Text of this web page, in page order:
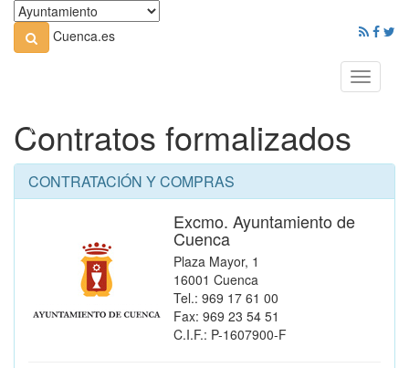
Cuenca.es
Toggle
Contratos formalizados
CONTRATACIÓN Y COMPRAS
Excmo. Ayuntamiento de
Cuenca
Plaza Mayor, 1
16001 Cuenca
Tel.: 969 17 61 00
Fax: 969 23 54 51
C.I.F.: P-1607900-F